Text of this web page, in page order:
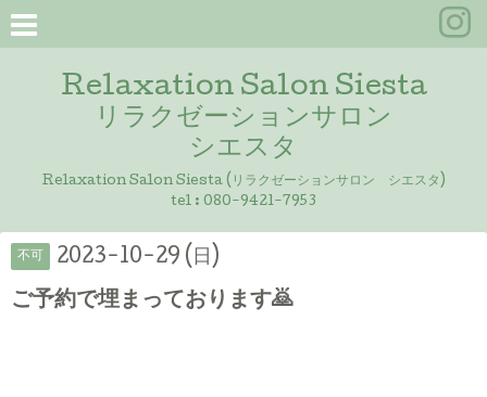
Relaxation Salon Siesta
リラクゼーションサロン
シエスタ
Relaxation Salon Siesta (リラクゼーションサロン シエスタ)
tel : 080-9421-7953
不可 2023-10-29 (日)
ご予約で埋まっております🙇